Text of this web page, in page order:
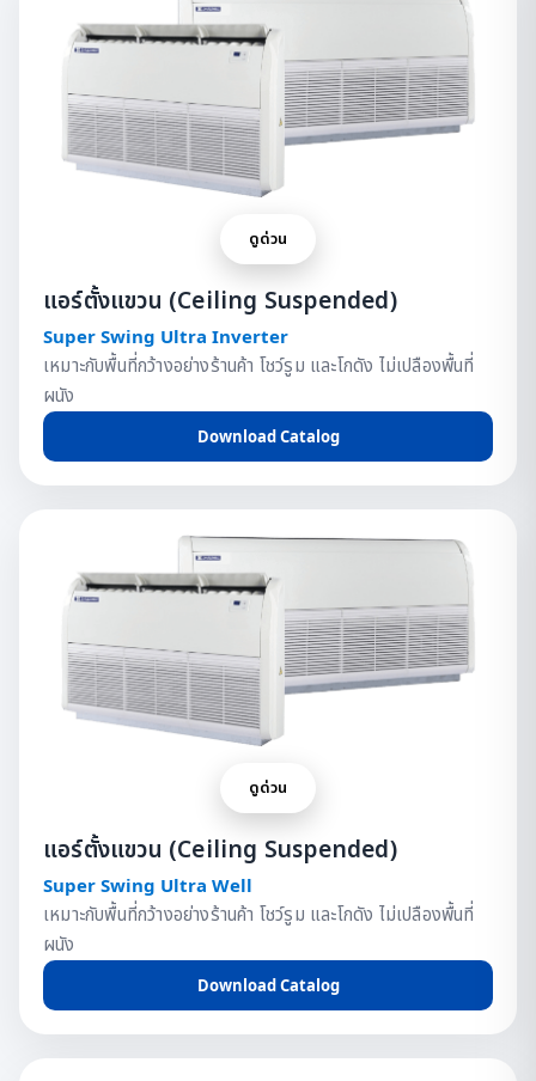
ดูด่วน
แอร์ตั้งแขวน (Ceiling Suspended)
Super Swing Ultra Inverter
เหมาะกับพื้นที่กว้างอย่างร้านค้า โชว์รูม และโกดัง ไม่เปลืองพื้นที่
ผนัง
Download Catalog
ดูด่วน
แอร์ตั้งแขวน (Ceiling Suspended)
Super Swing Ultra Well
เหมาะกับพื้นที่กว้างอย่างร้านค้า โชว์รูม และโกดัง ไม่เปลืองพื้นที่
ผนัง
Download Catalog